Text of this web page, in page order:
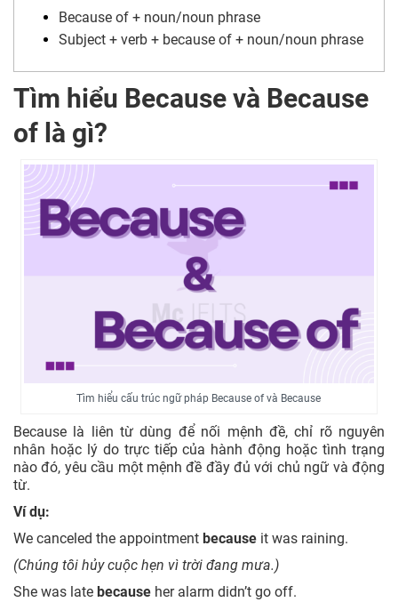
Because of + noun/noun phrase
Subject + verb + because of + noun/noun phrase
Tìm hiểu Because và Because
of là gì?
Tìm hiểu cấu trúc ngữ pháp Because of và Because
Because là liên từ dùng để nối mệnh đề, chỉ rõ nguyên
nhân hoặc lý do trực tiếp của hành động hoặc tình trạng
nào đó, yêu cầu một mệnh đề đầy đủ với chủ ngữ và động
từ.
Ví dụ:
We canceled the appointment because it was raining.
(Chúng tôi hủy cuộc hẹn vì trời đang mưa.)
She was late because her alarm didn’t go off.